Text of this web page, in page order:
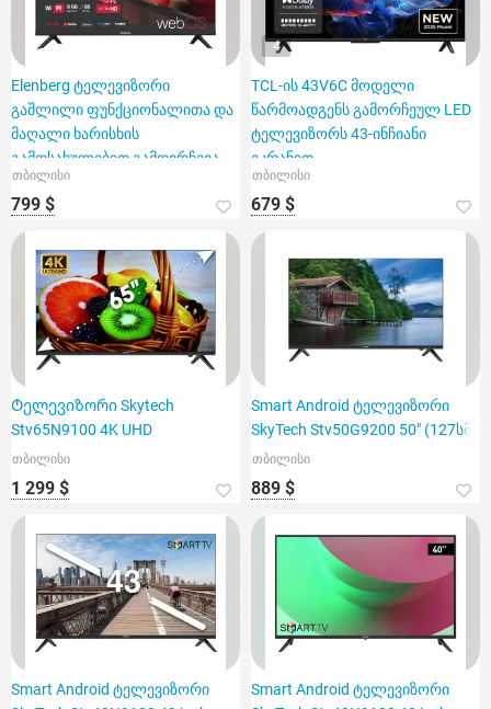
Elenberg ტელევიზორი
გაშლილი ფუნქციონალითა და
მაღალი ხარისხის
გამოსახულებით გამოირჩევა
თბილისი
799 $
4
TCL-ის 43V6C მოდელი
წარმოადგენს გამორჩეულ LED
ტელევიზორს 43-ინჩიანი
ეკრანით
თბილისი
679 $
Ტელევიზორი Skytech
Stv65N9100 4K UHD
თბილისი
1 299 $
Smart Android ტელევიზორი
SkyTech Stv50G9200 50" (127სმ)
თბილისი
889 $
Smart Android ტელევიზორი
Smart Android ტელევიზორი